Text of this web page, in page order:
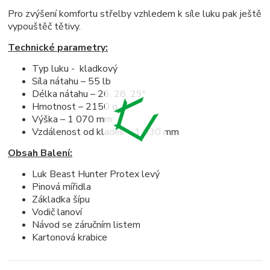
Pro zvýšení komfortu střelby vzhledem k síle luku pak ještě
vypouštěč tětivy.
Technické parametry:
Typ luku - kladkový
Síla nátahu – 55 lb
Délka nátahu – 26, 28, 29"
Hmotnost – 2150 g
Výška – 1 070 mm
Vzdálenost od kladek – 1 030 mm
Obsah Balení:
Luk Beast Hunter Protex levý
Pinová mířidla
Základka šípu
Vodič lanoví
Návod se záručním listem
Kartonová krabice